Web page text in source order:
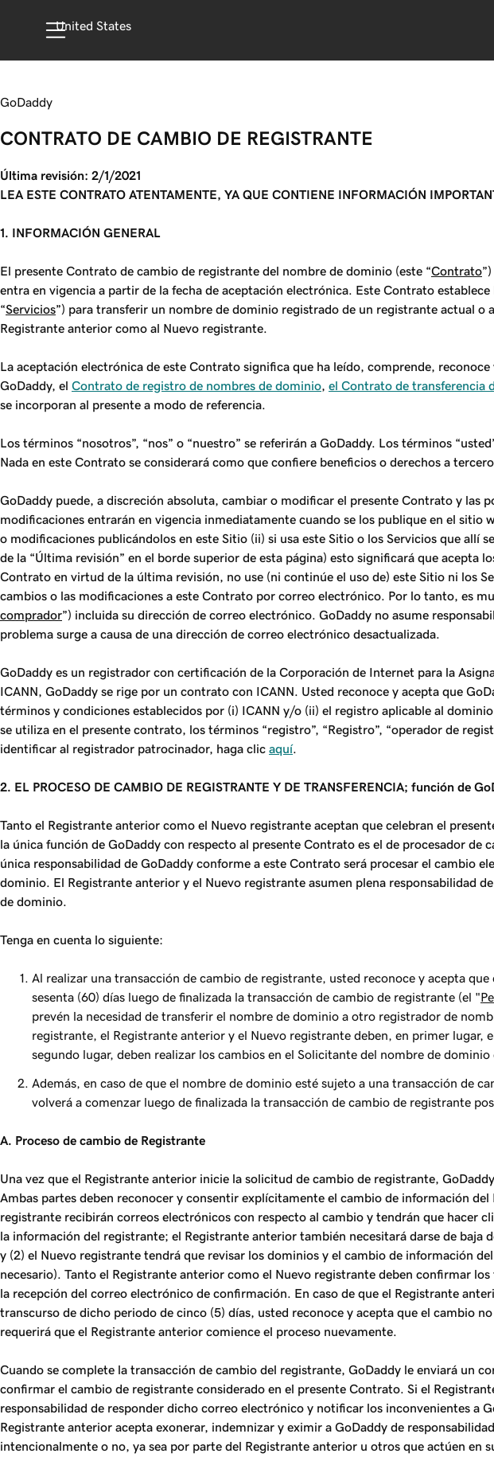
United States
GoDaddy
CONTRATO DE CAMBIO DE REGISTRANTE
Última revisión: 2/1/2021
LEA ESTE CONTRATO ATENTAMENTE, YA QUE CONTIENE INFORMACIÓN
1. INFORMACIÓN GENERAL
El presente Contrato de cambio de registrante del nombre de dominio (este “Contrato
entra en vigencia a partir de la fecha de aceptación electrónica. Este Contrato
“Servicios”) para transferir un nombre de dominio registrado de un registrante actual o
Registrante anterior como al Nuevo registrante.
La aceptación electrónica de este Contrato significa que ha leído, comprende,
GoDaddy, el Contrato de registro de nombres de dominio el Contrato de transferencia
se incorporan al presente a modo de referencia.
Los términos “nosotros”, “nos” o “nuestro” se referirán a GoDaddy. Los términos
Nada en este Contrato se considerará como que confiere beneficios o derechos a
GoDaddy puede, a discreción absoluta, cambiar o modificar el presente Contrato y
modificaciones entrarán en vigencia inmediatamente cuando se los publique en el sitio
o modificaciones publicándolos en este Sitio (ii) si usa este Sitio o los Servicios que allí
de la “Última revisión” en el borde superior de esta página) esto significará que
Contrato en virtud de la última revisión, no use (ni continúe el uso de) este Sitio ni los
cambios o las modificaciones a este Contrato por correo electrónico. Por lo tanto, es
comprador”) incluida su dirección de correo electrónico. GoDaddy no asume
problema surge a causa de una dirección de correo electrónico desactualizada.
GoDaddy es un registrador con certificación de la Corporación de Internet para la
ICANN, GoDaddy se rige por un contrato con ICANN. Usted reconoce y acepta que
términos y condiciones establecidos por (i) ICANN y/o (ii) el registro aplicable al
se utiliza en el presente contrato, los términos “registro”, “Registro”, “operador de
identificar al registrador patrocinador, haga clic aquí.
2. EL PROCESO DE CAMBIO DE REGISTRANTE Y DE TRANSFERENCIA; función de
Tanto el Registrante anterior como el Nuevo registrante aceptan que celebran el
la única función de GoDaddy con respecto al presente Contrato es el de procesador
única responsabilidad de GoDaddy conforme a este Contrato será procesar el
dominio. El Registrante anterior y el Nuevo registrante asumen plena responsabilidad
de dominio.
Tenga en cuenta lo siguiente:
Al realizar una transacción de cambio de registrante, usted reconoce y acepta
sesenta (60) días luego de finalizada la transacción de cambio de registrante (el "
prevén la necesidad de transferir el nombre de dominio a otro registrador de
registrante, el Registrante anterior y el Nuevo registrante deben, en primer
segundo lugar, deben realizar los cambios en el Solicitante del nombre de dominio
Además, en caso de que el nombre de dominio esté sujeto a una transacción de
volverá a comenzar luego de finalizada la transacción de cambio de registrante
A. Proceso de cambio de Registrante
Una vez que el Registrante anterior inicie la solicitud de cambio de registrante,
Ambas partes deben reconocer y consentir explícitamente el cambio de información
registrante recibirán correos electrónicos con respecto al cambio y tendrán que hacer
la información del registrante; el Registrante anterior también necesitará darse de
y (2) el Nuevo registrante tendrá que revisar los dominios y el cambio de información
necesario). Tanto el Registrante anterior como el Nuevo registrante deben confirmar
la recepción del correo electrónico de confirmación. En caso de que el Registrante
transcurso de dicho periodo de cinco (5) días, usted reconoce y acepta que el cambio
requerirá que el Registrante anterior comience el proceso nuevamente.
Cuando se complete la transacción de cambio del registrante, GoDaddy le enviará un
confirmar el cambio de registrante considerado en el presente Contrato. Si el
responsabilidad de responder dicho correo electrónico y notificar los inconvenientes a
Registrante anterior acepta exonerar, indemnizar y eximir a GoDaddy de
intencionalmente o no, ya sea por parte del Registrante anterior u otros que actúen en